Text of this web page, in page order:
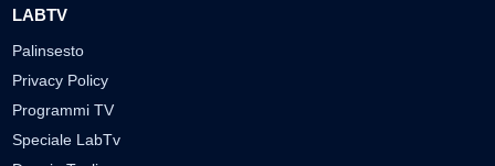
LABTV
Palinsesto
Privacy Policy
Programmi TV
Speciale LabTv